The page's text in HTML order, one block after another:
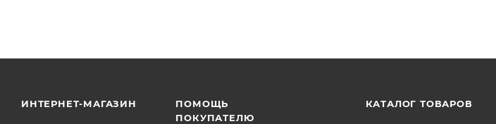
ИНТЕРНЕТ-МАГАЗИН
ПОМОЩЬ
ПОКУПАТЕЛЮ
КАТАЛОГ ТОВАРОВ